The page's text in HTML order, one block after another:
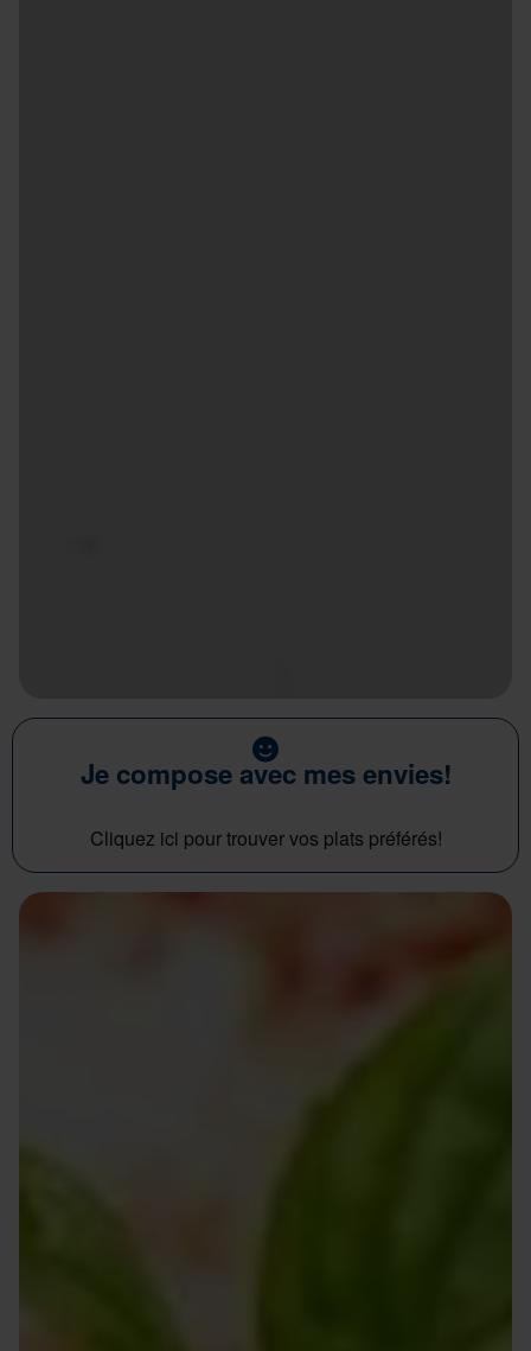
Je compose avec mes envies!
Cliquez ici pour trouver vos plats préférés!